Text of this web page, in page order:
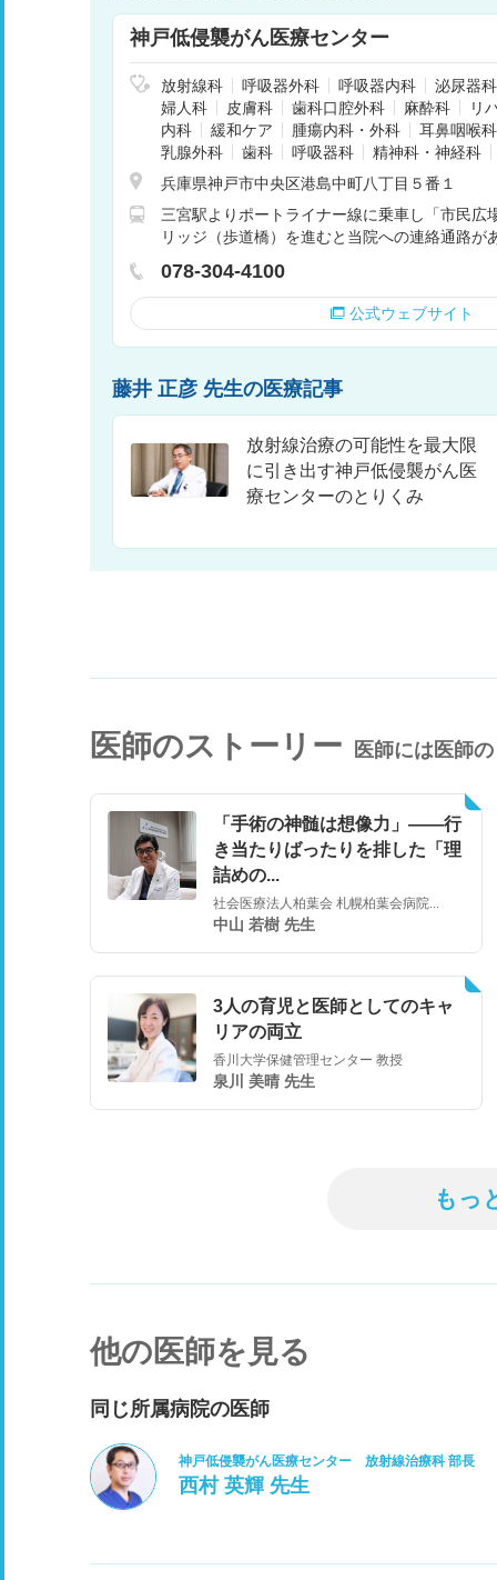
神戸低侵襲がん医療センター
放射線科 呼吸器外科 呼吸器内科
泌尿器科
婦人科
皮膚科 歯科口腔外科 麻酔科
リ
内科
緩和ケア 腫瘍内科・外科
耳鼻咽喉科
乳腺外科
歯科 呼吸器科
精神科・神経科
兵庫県神戸市中央区港島中町八丁目５番１
三宮駅よりポートライナー線に乗車し「市民広
リッジ（歩道橋）を進むと当院への連絡通路が
078-304-4100
公式ウェブサイト
藤井 正彦 先生の医療記事
放射線治療の可能性を最大限
に引き出す神戸低侵襲がん医
療センターのとりくみ
医師のストーリー 医師には医師
「手術の神髄は想像力」――行
き当たりばったりを排した「理
詰めの...
社会医療法人柏葉会 札幌柏葉会病院...
中山 若樹 先生
3人の育児と医師としてのキャ
リアの両立
香川大学保健管理センター 教授
泉川 美晴 先生
もっ
他の医師を見る
同じ所属病院の医師
神戸低侵襲がん医療センター 放射線治療科 部長
西村 英輝 先生